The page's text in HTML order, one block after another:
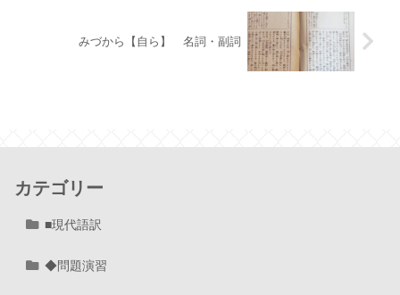
みづから【自ら】 名詞・副詞
カテゴリー
■現代語訳
◆問題演習